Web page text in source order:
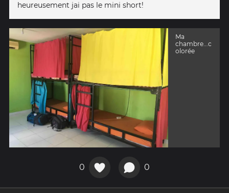
heureusement jai pas le mini short!
Ma
chambre...c
olorée
0 0